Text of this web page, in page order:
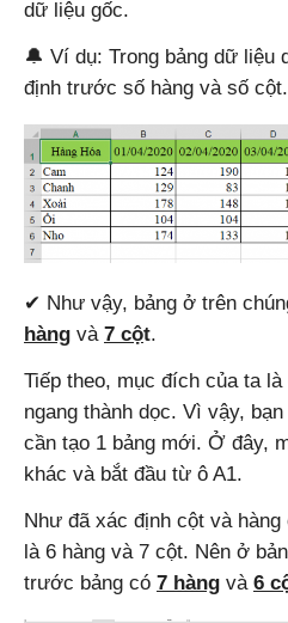
dữ liệu gốc.
🔔 Ví dụ: Trong bảng dữ liệu
định trước số hàng và số cột.
✔ Như vậy, bảng ở trên
hàng và 7 cột.
Tiếp theo, mục đích của ta là
ngang thành dọc. Vì vậy,
cần tạo 1 bảng mới. Ở đây,
khác và bắt đầu từ ô A1.
Như đã xác định cột và
là 6 hàng và 7 cột. Nên ở
trước bảng có 7 hàng và 6